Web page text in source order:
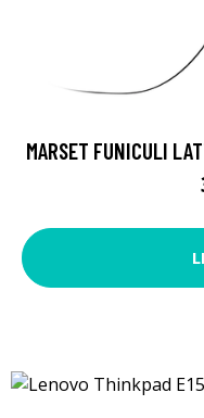
MARSET FUNICULI